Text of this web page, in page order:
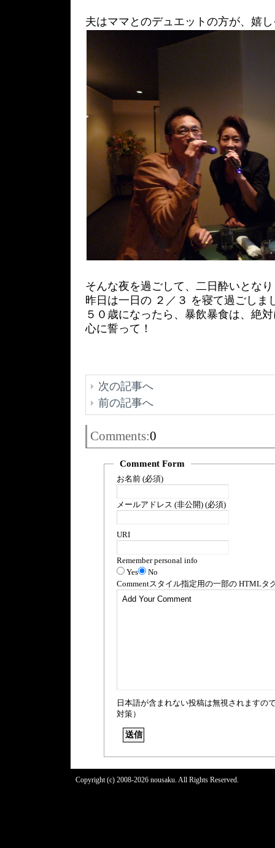
夫はママとのデュエットの方が、嬉
そんな夜を過ごして、二日酔いとなり
昨日は一日の ２／３ を寝て過ごしま
５０歳になったら、暴飲暴食は、絶
心に誓って！
次の記事へ
前の記事へ
Comments:0
Comment Form
お名前 (必須)
メールアドレス (非公開) (必須)
URI
Remember personal info
Yes
No
Commentスタイル指定用の一部の HTMLタ
日本語が含まれない投稿は無視されますの
対策）
Copyright (c) 2008-2026 nousaku. All Rights Reserved.